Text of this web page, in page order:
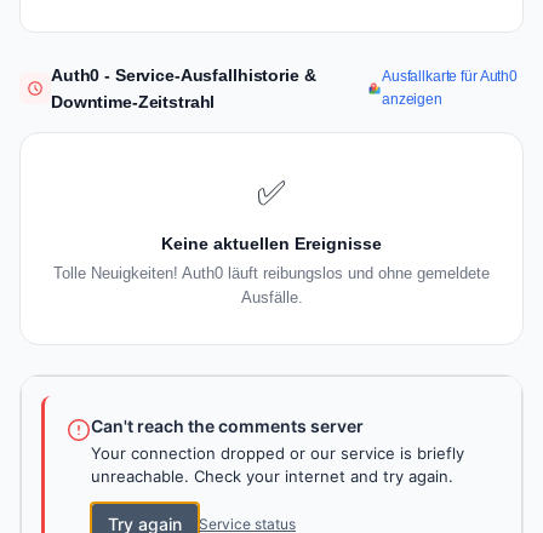
Auth0 - Service-Ausfallhistorie &
Downtime-Zeitstrahl
Ausfallkarte für Auth0
anzeigen
✅
Keine aktuellen Ereignisse
Tolle Neuigkeiten! Auth0 läuft reibungslos und ohne gemeldete
Ausfälle.
Can't reach the comments server
Your connection dropped or our service is briefly
unreachable. Check your internet and try again.
Try again Service status